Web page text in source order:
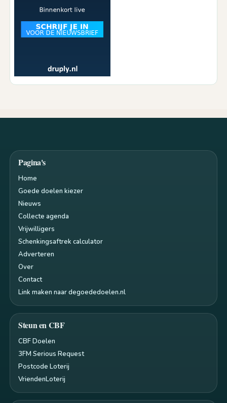
Pagina's
Home
Goede doelen kiezer
Nieuws
Collecte agenda
Vrijwilligers
Schenkingsaftrek calculator
Adverteren
Over
Contact
Link maken naar degoededoelen.nl
Steun en CBF
CBF Doelen
3FM Serious Request
Postcode Loterij
VriendenLoterij